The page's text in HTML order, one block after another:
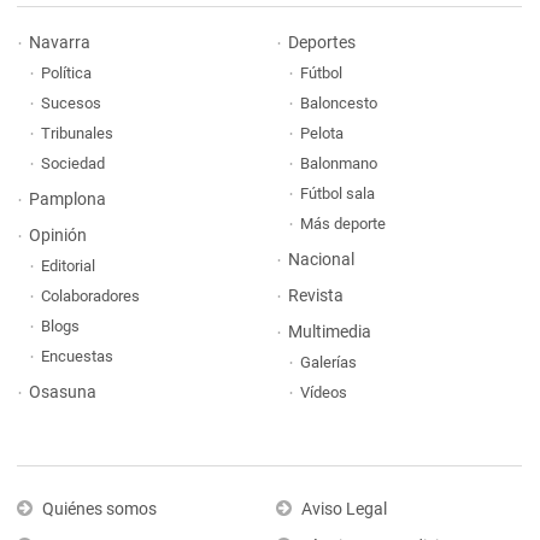
Navarra
Política
Sucesos
Tribunales
Sociedad
Pamplona
Opinión
Editorial
Colaboradores
Blogs
Encuestas
Osasuna
Deportes
Fútbol
Baloncesto
Pelota
Balonmano
Fútbol sala
Más deporte
Nacional
Revista
Multimedia
Galerías
Vídeos
Quiénes somos
Aviso Legal